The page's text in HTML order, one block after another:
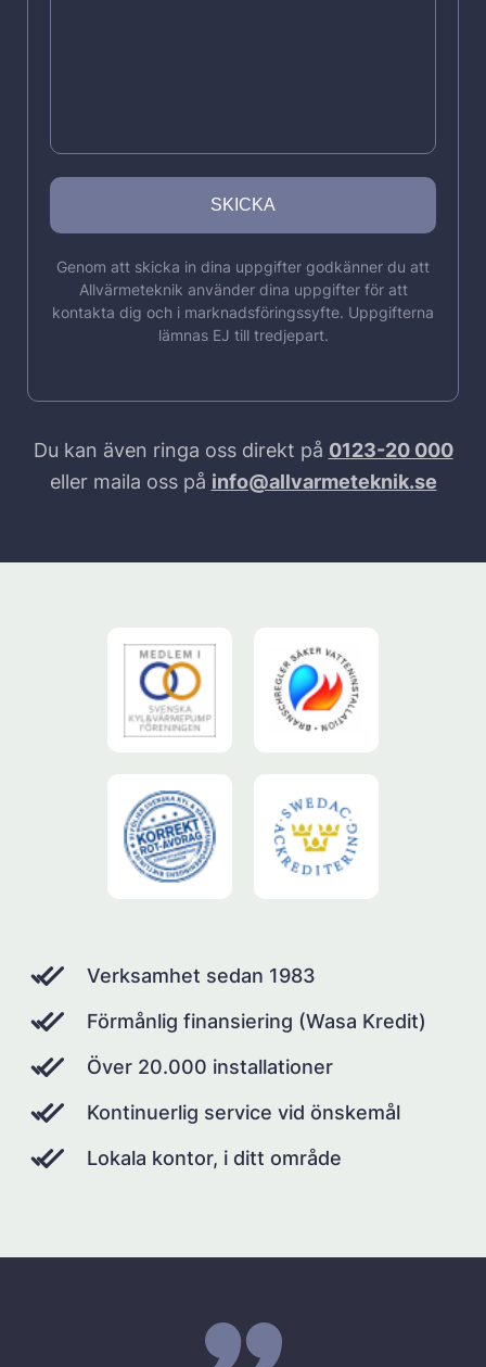
Genom att skicka in dina uppgifter godkänner du att
Allvärmeteknik använder dina uppgifter för att
kontakta dig och i marknadsföringssyfte. Uppgifterna
lämnas EJ till tredjepart.
Du kan även ringa oss direkt på 0123-20 000
eller maila oss på info@allvarmeteknik.se
Verksamhet sedan 1983
Förmånlig finansiering (Wasa Kredit)
Över 20.000 installationer
Kontinuerlig service vid önskemål
Lokala kontor, i ditt område